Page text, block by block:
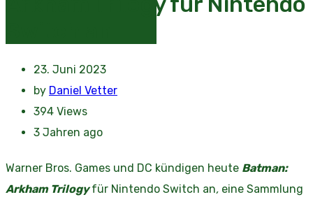
23. Juni 2023
by Daniel Vetter
394 Views
3 Jahren ago
Warner Bros. Games und DC kündigen heute Batman:
Arkham Trilogyfür Nintendo Switch an, eine Sammlung